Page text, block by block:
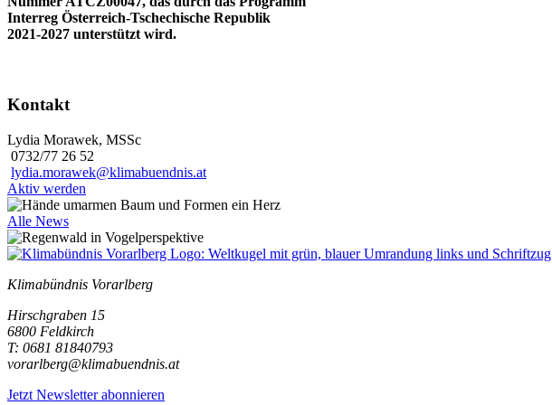
Interreg Österreich-Tschechische Republik
2021-2027 unterstützt wird.
Kontakt
Lydia Morawek, MSSc
0732/77 26 52
lydia.morawek@klimabuendnis.at
Aktiv werden
Alle News
Klimabündnis Vorarlberg
Hirschgraben 15
6800 Feldkirch
T: 0681 81840793
vorarlberg@klimabuendnis.at
Jetzt Newsletter abonnieren